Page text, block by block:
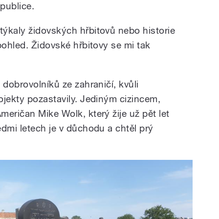
židovských hřbitovů nebo historie
Židovské hřbitovy se mi tak
ze zahraničí, kvůli
pozastavily. Jediným cizincem,
Mike Wolk, který žije už pět let
letech je v důchodu a chtěl prý